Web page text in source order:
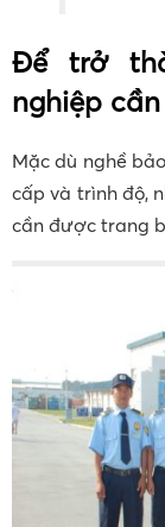
Để trở
nghiệp
Mặc dù nghề
cấp và trình độ,
cần được trang